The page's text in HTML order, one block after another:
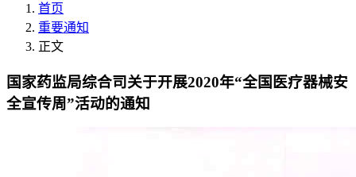
首页
重要通知
正文
国家药监局综合司关于开展2020年“全国医疗器械安
全宣传周”活动的通知